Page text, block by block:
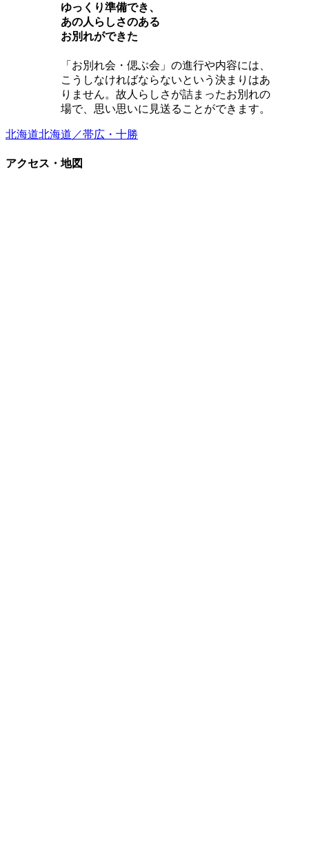
ゆっくり準備でき、
あの⼈らしさのある
お別れができた
「お別れ会・偲ぶ会」の進行や内容には、
こうしなければならないという決まりはあ
りません。故人らしさが詰まったお別れの
場で、思い思いに見送ることができます。
北海道北海道／帯広・十勝
アクセス・地図